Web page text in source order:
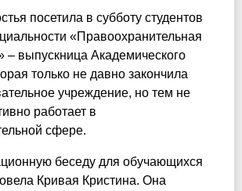
посетила в субботу студентов
«Правоохранительная
– выпускница Академического
только не давно закончила
учреждение, но тем не
работает в
сфере.
беседу для обучающихся
Кривая Кристина. Она